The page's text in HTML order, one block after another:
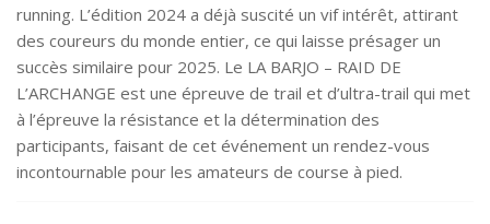
running. L’édition 2024 a déjà suscité un vif intérêt, attirant
des coureurs du monde entier, ce qui laisse présager un
succès similaire pour 2025. Le LA BARJO – RAID DE
L’ARCHANGE est une épreuve de trail et d’ultra-trail qui met
à l’épreuve la résistance et la détermination des
participants, faisant de cet événement un rendez-vous
incontournable pour les amateurs de course à pied.